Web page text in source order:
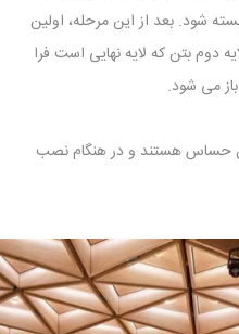
شود. بعد از این مرحله، اولین
بتن که لایه نهایی است فرا
می شود.
حساس هستند و در هنگام نصب